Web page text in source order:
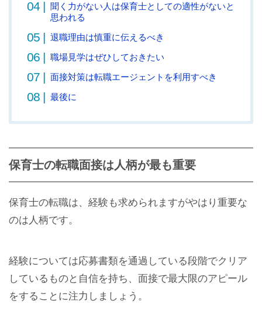
聞く力がない人は保育士としての適性がないと
思われる
退職理由は慎重に伝えるべき
職場見学はぜひしておきたい
面接対策は転職エージェントを利用すべき
最後に
保育士の転職面接は人柄が最も重要
保育士の転職は、経験も求められますがやはり重要な
のは人柄です。
経験については応募書類を通過している段階でクリア
しているものと自信を持ち、面接で最大限のアピール
をすることに注力しましょう。